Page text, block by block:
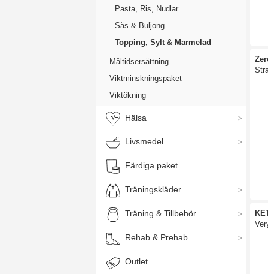
Pasta, Ris, Nudlar
Sås & Buljong
Topping, Sylt & Marmelad
Måltidsersättning
Viktminskningspaket
Viktökning
Hälsa
Livsmedel
Färdiga paket
Träningskläder
Träning & Tillbehör
Rehab & Prehab
Outlet